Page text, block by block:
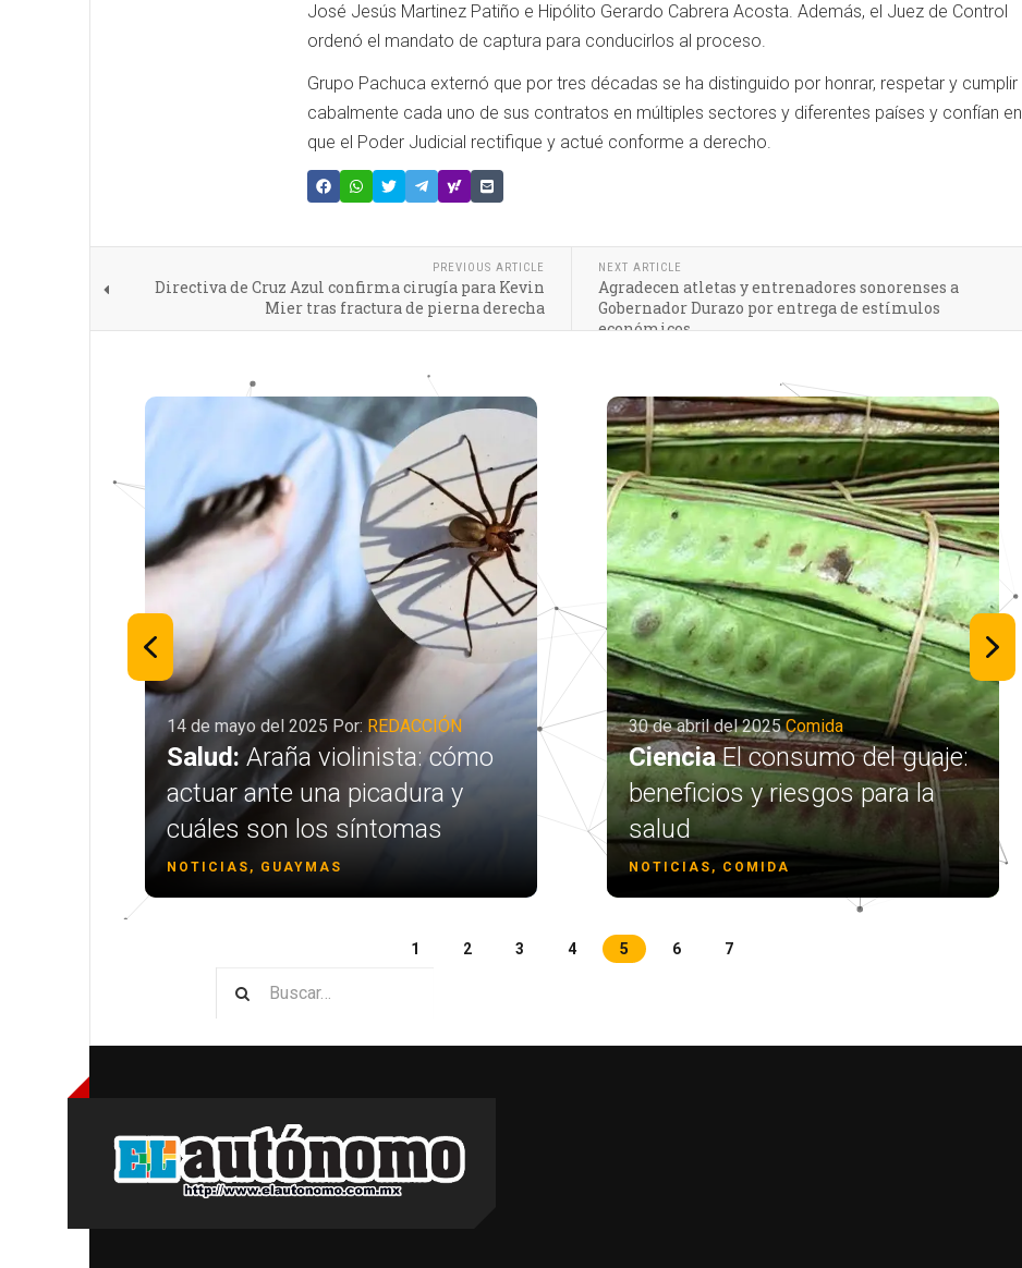
José Jesús Martinez Patiño e Hipólito Gerardo Cabrera Acosta. Además, el Juez de Control
ordenó el mandato de captura para conducirlos al proceso.
Grupo Pachuca externó que por tres décadas se ha distinguido por honrar, respetar y cumplir
cabalmente cada uno de sus contratos en múltiples sectores y diferentes países y confían en
que el Poder Judicial rectifique y actué conforme a derecho.
PREVIOUS ARTICLE
Directiva de Cruz Azul confirma cirugía para Kevin
Mier tras fractura de pierna derecha
NEXT ARTICLE
Agradecen atletas y entrenadores sonorenses a
Gobernador Durazo por entrega de estímulos
económicos
14 de mayo del 2025 Por: REDACCIÓN
Salud: Araña violinista: cómo
actuar ante una picadura y
cuáles son los síntomas
NOTICIAS, GUAYMAS
30 de abril del 2025Comida
CienciaEl consumo del guaje:
beneficios y riesgos para la
salud
NOTICIAS, COMIDA
1 2 3 4 5 6
7